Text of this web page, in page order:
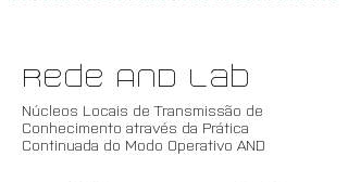
Rede AND Lab
Núcleos Locais de Transmissão de
Conhecimento através da Prática
Continuada do Modo Operativo AND